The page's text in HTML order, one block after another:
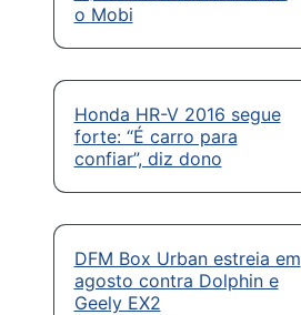
o Mobi
Honda HR-V 2016 segue
forte: “É carro para
confiar”, diz dono
DFM Box Urban estreia em
agosto contra Dolphin e
Geely EX2